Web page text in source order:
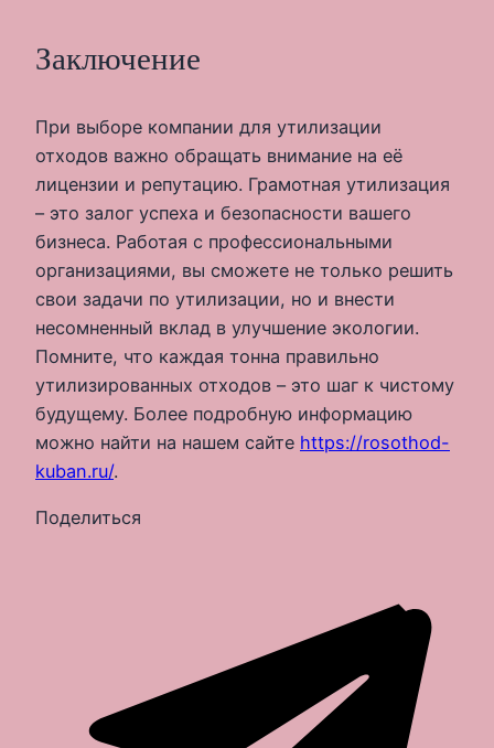
Заключение
При выборе компании для утилизации
отходов важно обращать внимание на её
лицензии и репутацию. Грамотная утилизация
– это залог успеха и безопасности вашего
бизнеса. Работая с профессиональными
организациями, вы сможете не только решить
свои задачи по утилизации, но и внести
несомненный вклад в улучшение экологии.
Помните, что каждая тонна правильно
утилизированных отходов – это шаг к чистому
будущему. Более подробную информацию
можно найти на нашем сайте https://rosothod-
kuban.ru/.
Поделиться